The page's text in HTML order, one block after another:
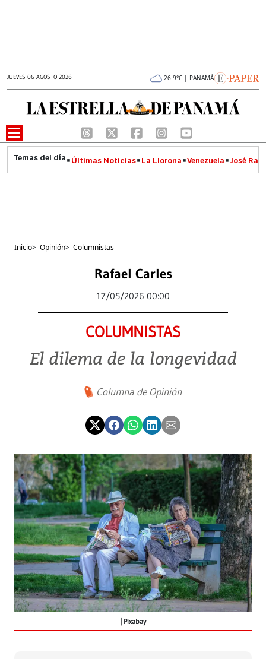
JUEVES 06 AGOSTO 2026 26.9°C | PANAMÁ
Últimas Noticias La Llorona Venezuela José
Inicio> Opinión> Columnistas
Rafael Carles
17/05/2026 00:00
COLUMNISTAS
El dilema de la longevidad
Columna de Opinión
Pixabay